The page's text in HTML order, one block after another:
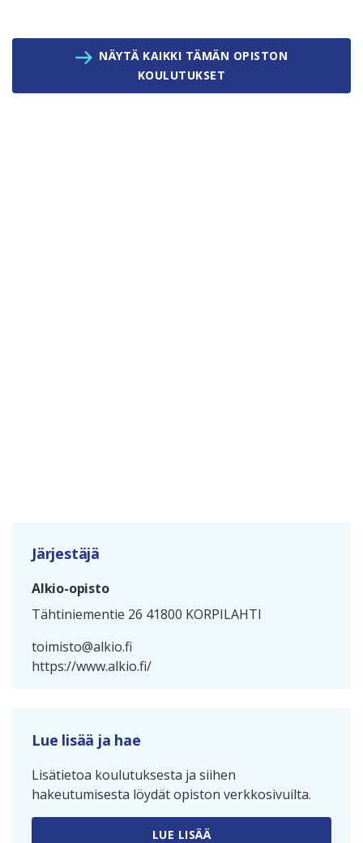
NÄYTÄ KAIKKI TÄMÄN OPISTON
KOULUTUKSET
Järjestäjä
Alkio-opisto
Tähtiniementie 26 41800 KORPILAHTI
toimisto@alkio.fi
https://www.alkio.fi/
Lue lisää ja hae
Lisätietoa koulutuksesta ja siihen
hakeutumisesta löydät opiston verkkosivuilta.
LUE LISÄÄ